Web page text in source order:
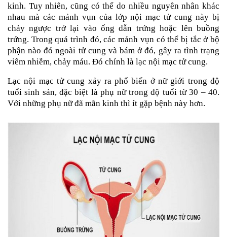
Dành
cho
mẹ
Dành
cho
bố
Đồ
dùng
trong
nhà
kinh. Tuy nhiên, cũng có thể do nhiều nguyên nhân khác
nhau mà các mảnh vụn của lớp nội mạc tử cung này bị
chảy ngược trở lại vào ống dẫn trứng hoặc lên buồng
trứng. Trong quá trình đó, các mảnh vụn có thể bị tắc ở bộ
phận nào đó ngoài tử cung và bám ở đó, gây ra tình trạng
viêm nhiễm, chảy máu. Đó chính là lạc nội mạc tử cung.
Lạc nội mạc tử cung xảy ra phổ biến ở nữ giới trong độ
tuổi sinh sản, đặc biệt là phụ nữ trong độ tuổi từ 30 – 40.
Với những phụ nữ đã mãn kinh thì ít gặp bệnh này hơn.